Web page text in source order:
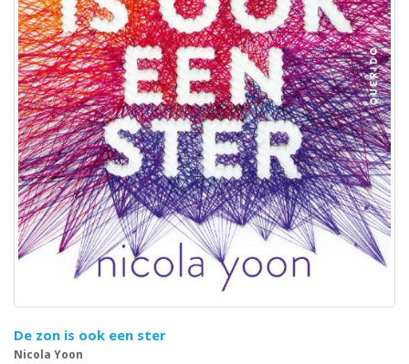
De zon is ook een ster
Nicola Yoon